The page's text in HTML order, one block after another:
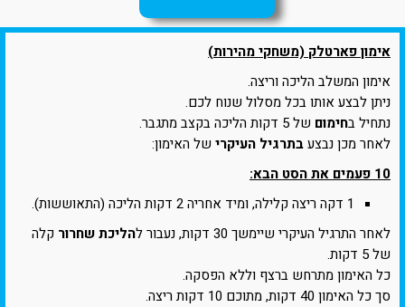
אימון פארטלק (משחקי מהירות)
אימון המשלב הליכה וריצה.
ניתן לבצע אותו בכל מסלול שנוח לכם.
נתחיל בחימום של 5 דקות הליכה בקצב מתגבר.
לאחר מכן נבצעבתרגיל העיקרי של האימון:
10 פעמים את הסט הבא:
1 דקה ריצה קלילה, ומיד אחריה 2 דקות הליכה (התאוששות).
לאחר התרגיל העיקרי שיימשך 30 דקות, נעבור ל
הליכת שחרור קלה
של 5 דקות.
כל האימון מתרחש ברצף וללא הפסקה.
סך כל האימון 40 דקות, מתוכם 10 דקות ריצה.